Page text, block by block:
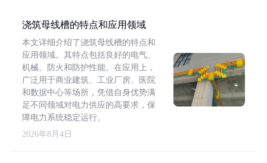
浇筑母线槽的特点和应用领域
本文详细介绍了浇筑母线槽的特点和
应用领域。其特点包括良好的电气、
机械、防火和防护性能。在应用上，
广泛用于商业建筑、工业厂房、医院
和数据中心等场所，凭借自身优势满
足不同领域对电力供应的高要求，保
障电力系统稳定运行。
2026年8月4日